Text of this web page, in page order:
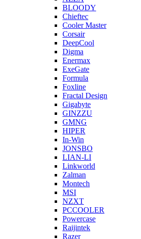
BLOODY
Chieftec
Cooler Master
Corsair
DeepCool
Digma
Enermax
ExeGate
Formula
Foxline
Fractal Design
Gigabyte
GINZZU
GMNG
HIPER
In-Win
JONSBO
LIAN-LI
Linkworld
Zalman
Montech
MSI
NZXT
PCCOOLER
Powercase
Raijintek
Razer